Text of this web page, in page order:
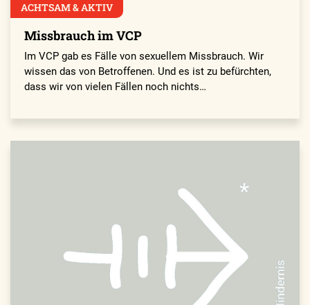
ACHTSAM & AKTIV
Missbrauch im VCP
Im VCP gab es Fälle von sexuellem Missbrauch. Wir
wissen das von Betroffenen. Und es ist zu befürchten,
dass wir von vielen Fällen noch nichts…